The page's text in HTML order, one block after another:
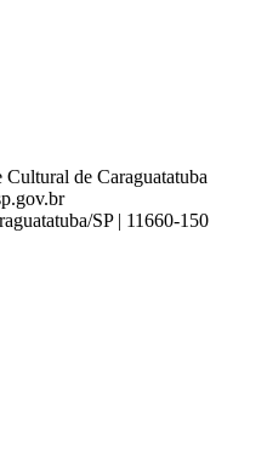
de Caraguatatuba
SP | 11660-150